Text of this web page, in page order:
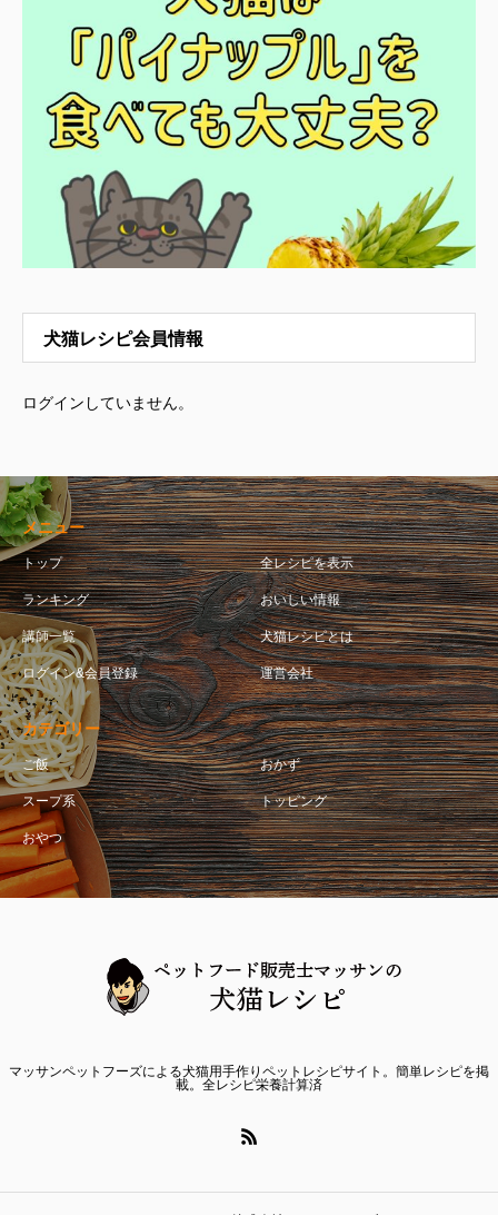
犬猫レシピ会員情報
ログインしていません。
メニュー
トップ 全レシピを表示
ランキング おいしい情報
講師一覧 犬猫レシピとは
ログイン&会員登録 運営会社
カテゴリー
ご飯 おかず
スープ系 トッピング
おやつ
マッサンペットフーズによる犬猫用手作りペットレシピサイト。簡単レシピを掲
載。全レシピ栄養計算済